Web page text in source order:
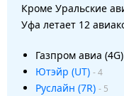
Кроме Уральские
Уфа летает 12
Газпром авиа (4G)
Ютэйр (UT) - 4
Руслайн (7R) - 5